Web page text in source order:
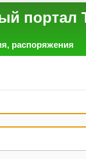
распоряжения